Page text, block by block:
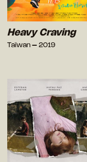
Heavy Craving
Taïwan – 2019